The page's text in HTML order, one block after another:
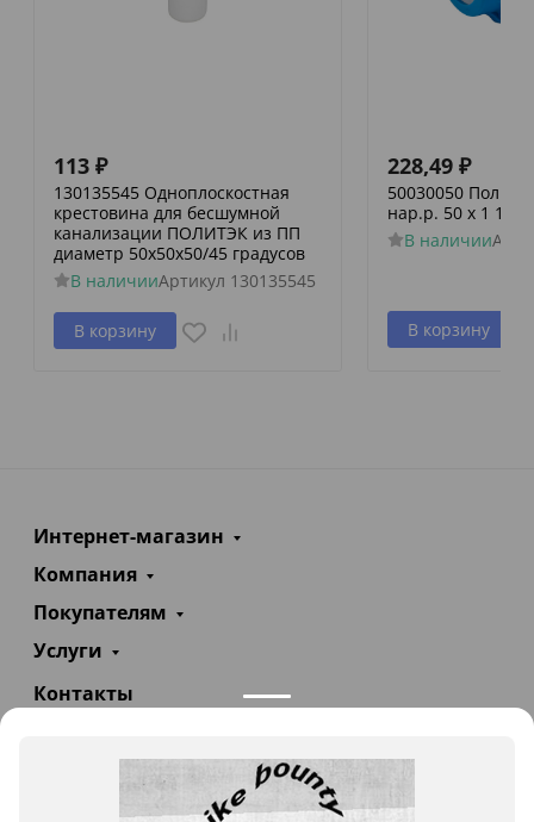
113 ₽
130135545 Одноплоскостная
крестовина для бесшумной
канализации ПОЛИТЭК из ПП
диаметр 50х50х50/45 градусов
В наличииАртикул 130135545
В корзину
228,49 ₽
50030050
нар.р. 50 х 1 1/2
В наличии
В корзину
Интернет-магазин
Компания
Покупателям
Услуги
Контакты
info@teploexpert.com
Пн—Сб 09:00 – 18:00